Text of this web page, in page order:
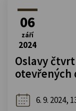
06
září
2024
Oslavy čtvrt
otevřených
6. 9. 2024,